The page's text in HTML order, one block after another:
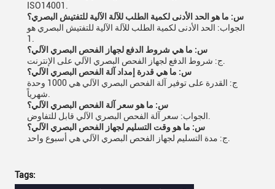
ISO14001.
س: ما هو الحد الأدنى لكمية الطلب للآلة الآلية للتفتيش البصري؟
الجواب: الحد الأدنى لكمية الطلب للآلة الآلية للتفتيش البصري هو
س: ما هي شروط الدفع لجهاز الفحص البصري الآلي؟
س: ما هي قدرة إمداد آلة الفحص البصري الآلي؟
ج: القدرة على توفير آلة الفحص البصري الآلي هي 1000 وحدة
س: ما هو سعر آلة الفحص البصري الآلي؟
س: ما هو وقت التسليم لجهاز الفحص البصري الآلي؟
Tags: